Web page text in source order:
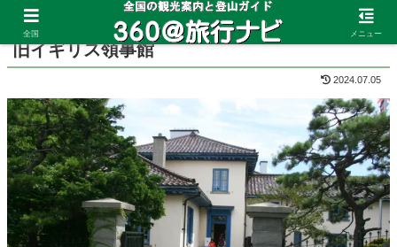
ホーム 北海道 函館
旧イギリス領事館
2024.07.05
全国 メニュー